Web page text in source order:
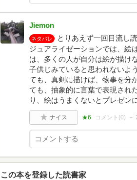
Jiemon
ネタバレ
とりあえず一回目流し
ジュアライゼーションでは、絵
は、多くの人が自分は絵が描け
子供じみていると思われないよ
ても、真剣に描けば、物事を分
ても、抽象的に言葉で表現され
り、絵はうまくないとプレゼン
ナイス ★6 コメント(0)
この本を登録した読書家